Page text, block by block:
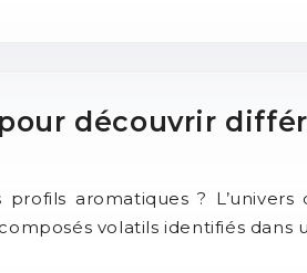
découvrir
aromatiques ?
volatils identifiés dans